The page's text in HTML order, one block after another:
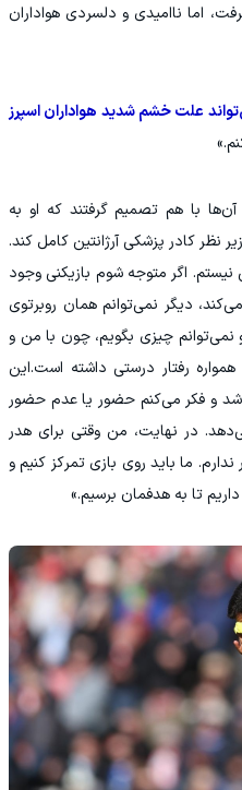
اما ناامیدی و دلسردی هواداران
علت خشم شدید هواداران اسپرز
با هم تصمیم گرفتند که او به
نظر کادر پزشکی آرژانتین کامل کند.
اگر متوجه شوم بازیکنی وجود
دیگر نمی‌توانم همان روبرتوی
نمی‌توانم چیزی بگویم، چون با من و
رفتار درستی داشته است.این
شد و فکر می‌کنم حضور یا عدم حضور
در نهایت، من وقتی برای هدر
ما باید روی بازی تمرکز کنیم و
داریم تا به هدفمان برسیم.»